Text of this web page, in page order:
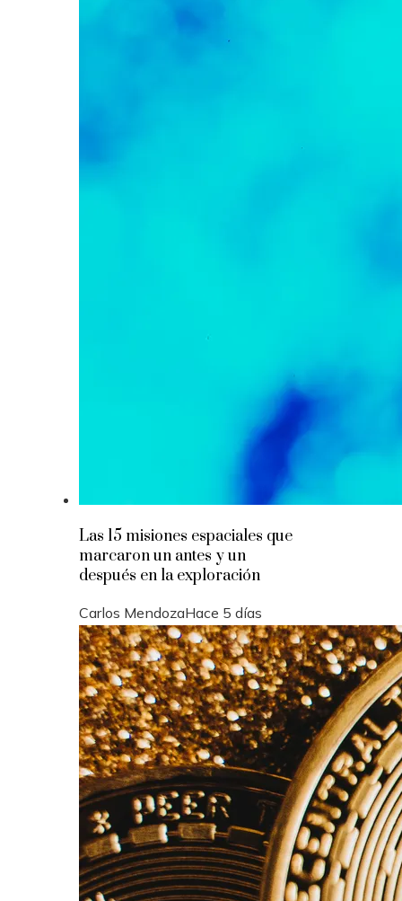
Las 15 misiones espaciales que
marcaron un antes y un
después en la exploración
Carlos MendozaHace 5 días